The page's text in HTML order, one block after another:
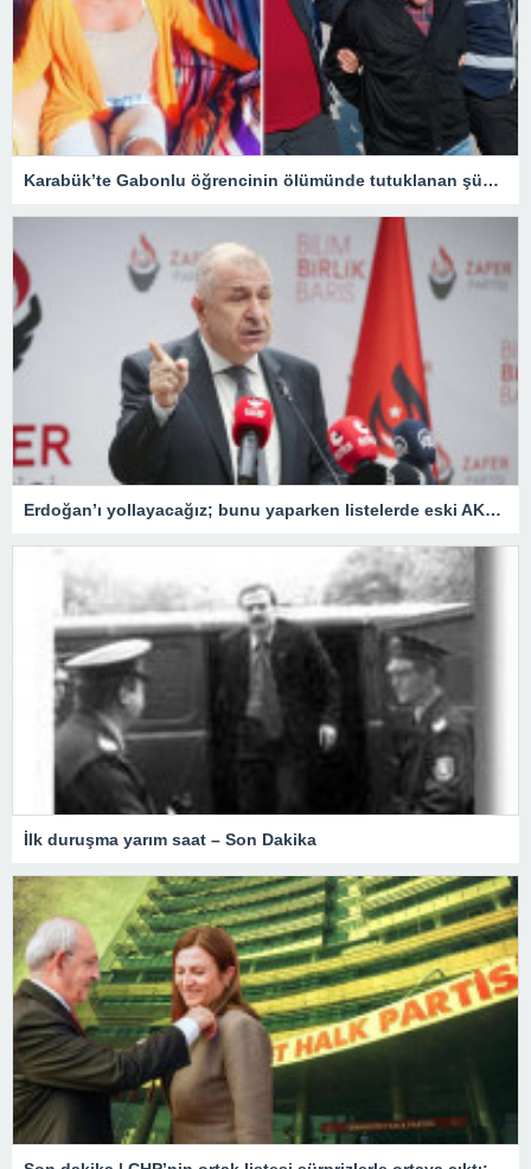
Karabük’te Gabonlu öğrencinin ölümünde tutuklanan şüphelinin avukatı: Müvekkilim Dina’yı arabaya alarak hastaneye götürmeye çalışmış
Erdoğan’ı yollayacağız; bunu yaparken listelerde eski AKP’liler, FETÖ’cüler ve PKK sempatizanlarına yer vermeyeceğiz
İlk duruşma yarım saat – Son Dakika